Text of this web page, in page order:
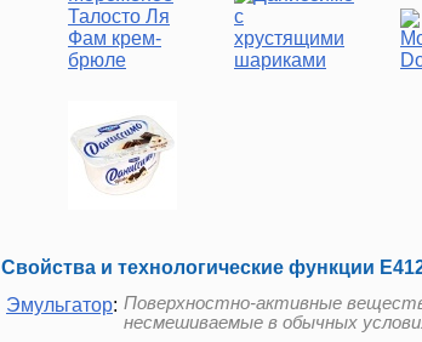
Свойства и технологические функции
Эмульгатор: Поверхностно-активные
несмешиваемые в обычных